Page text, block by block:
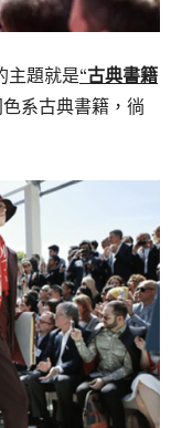
主題就是“古典書籍
系古典書籍，徜